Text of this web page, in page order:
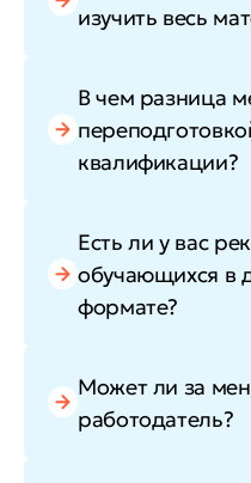
изучить весь
В чем разница
квалификации?
Есть ли у вас
обучающихся в
формате?
Может ли за
работодатель?